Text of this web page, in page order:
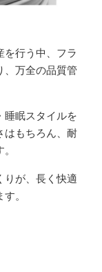
を行う中、フラ
、万全の品質管
睡眠スタイルを
はもちろん、耐
りが、長く快適
。